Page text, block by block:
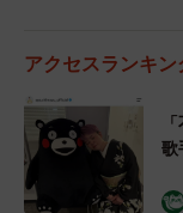
アクセスランキン
歌
め